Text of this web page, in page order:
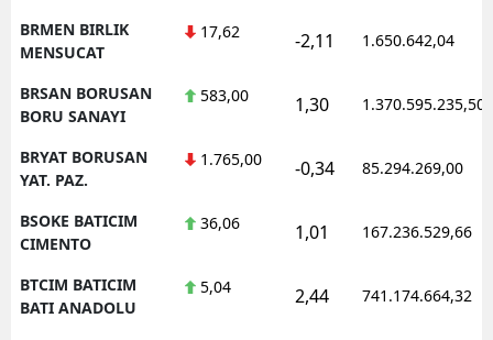
BRMEN BIRLIK
MENSUCAT
17,62 -2,11 1.650.642,04
BRSAN BORUSAN
BORU SANAYI
583,00 1,30 1.370.595.235,50
BRYAT BORUSAN
YAT. PAZ.
1.765,00 -0,34 85.294.269,00
BSOKE BATICIM
CIMENTO
36,06 1,01 167.236.529,66
BTCIM BATICIM
BATI ANADOLU
5,04 2,44 741.174.664,32